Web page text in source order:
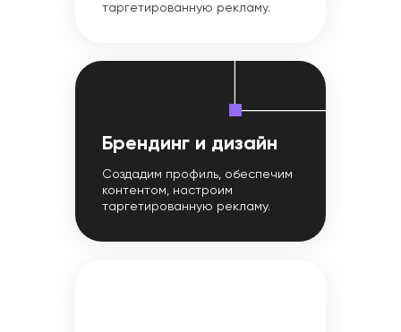
таргетированную рекламу.
Брендинг и дизайн
Создадим профиль, обеспечим
контентом, настроим
таргетированную рекламу.